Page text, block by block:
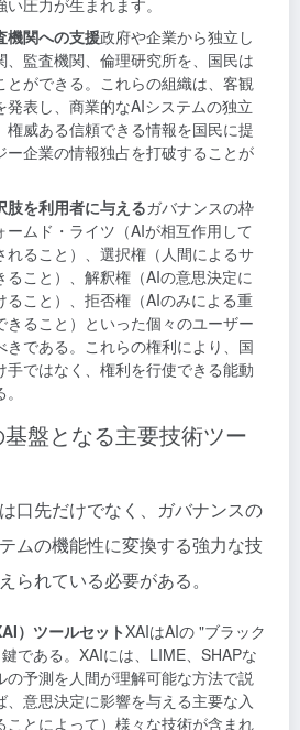
圧力が生まれます。
機関への支援政府や企業から独立し
、監査機関、倫理研究所を、国民は
とができる。これらの組織は、客観
発表し、商業的なAIシステムの独立
権威ある信頼できる情報を国民に提
ー企業の情報独占を打破することが
肢を利用者に与えるガバナンスの枠
ームド・ライツ（AIが相互作用して
れること）、選択権（人間によるサ
ること）、解釈権（AIの意思決定に
ること）、拒否権（AIのみによる重
きること）といった個々のユーザー
きである。これらの権利により、国
手ではなく、権利を行使できる能動
盤となる主要技術ツー
口先だけでなく、ガバナンスの
ムの機能性に変換する強力な技
られている必要がある。
）ツールセットXAIはAIの "ブラック
である。XAIには、LIME、SHAPな
の予測を人間が理解可能な方法で説
、意思決定に影響を与える主要な入
ことによって）様々な技術が含まれ